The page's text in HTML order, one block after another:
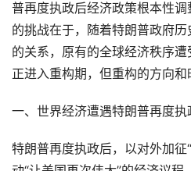
普再度执政后经济政策根本性
的挑战在于，随着特朗普政府
的关系，原有的全球经济秩序
正进入重构期，但重构的方向和
一、世界经济遭遇特朗普再度执
特朗普再度执政后，以对外加征